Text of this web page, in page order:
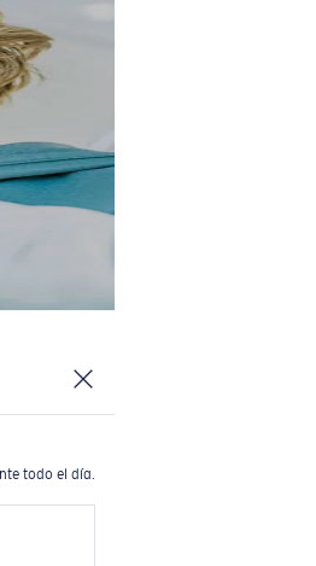
todo el día.